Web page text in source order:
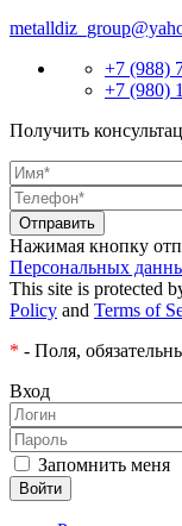
+7 (988)
+7 (980)
Получить
Нажимая кнопку
Персональных
This site is protected
Policy and Terms of
* - Поля,
Вход
Запомнить меня